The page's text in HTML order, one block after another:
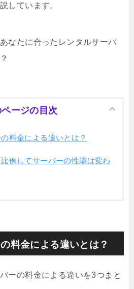
しています。
なたに合ったレンタルサーバ
ページの目次
料金による違いとは？
比例してサーバーの性能は変わ
料金による違いとは？
ーの料金による違いを3つまと